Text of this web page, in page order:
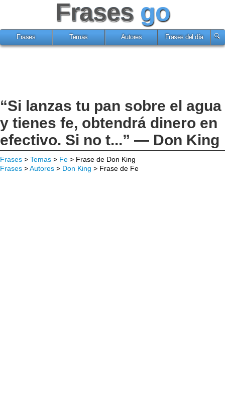
Frases go
Frases Temas Autores Frases del día
“Si lanzas tu pan sobre el agua
y tienes fe, obtendrá dinero en
efectivo. Si no t...” — Don King
Frases > Temas > Fe > Frase de Don King
Frases >Autores > Don King > Frase de Fe